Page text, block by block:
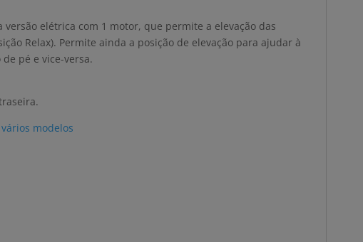
versão elétrica com 1 motor, que permite a elevação das
Relax). Permite ainda a posição de elevação para ajudar à
pé e vice-versa.
modelos